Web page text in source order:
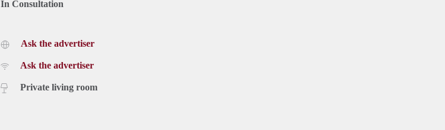
In Consultation
Ask the advertiser
Ask the advertiser
Private living room